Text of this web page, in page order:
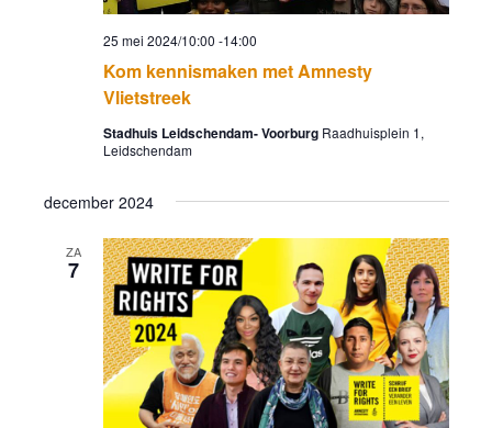
Kom kennismaken met Amnesty
Vlietstreek
25 mei 2024/10:00 -14:00
Stadhuis Leidschendam- Voorburg Raadhuisplein 1,
Leidschendam
december 2024
ZA
7